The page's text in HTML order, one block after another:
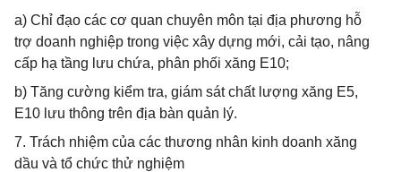
a) Chỉ đạo các cơ quan chuyên môn tại địa phương hỗ
trợ doanh nghiệp trong việc xây dựng mới, cải tạo, nâng
cấp hạ tầng lưu chứa, phân phối xăng E10;
b) Tăng cường kiểm tra, giám sát chất lượng xăng E5,
E10 lưu thông trên địa bàn quản lý.
7. Trách nhiệm của các thương nhân kinh doanh xăng
dầu và tổ chức thử nghiệm